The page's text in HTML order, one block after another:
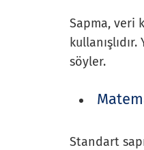
Sapma, veri
söyler.
Standart